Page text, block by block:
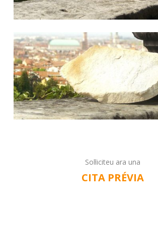
Sol·liciteu ara una
CITA PRÉVIA